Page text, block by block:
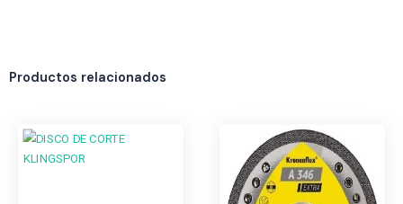
Productos relacionados